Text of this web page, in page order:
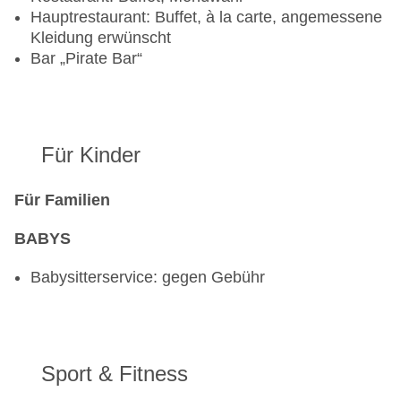
Hauptrestaurant: Buffet, à la carte, angemessene
Kleidung erwünscht
Bar „Pirate Bar“
Für Kinder
Für Familien
BABYS
Babysitterservice: gegen Gebühr
Sport & Fitness